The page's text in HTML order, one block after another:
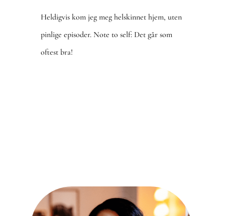
Heldigvis kom jeg meg helskinnet hjem, uten
pinlige episoder. Note to self: Det går som
oftest bra!